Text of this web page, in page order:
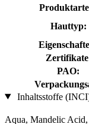
Hauttyp:
PAO:
Inhaltsstoffe
Aqua, Mandelic